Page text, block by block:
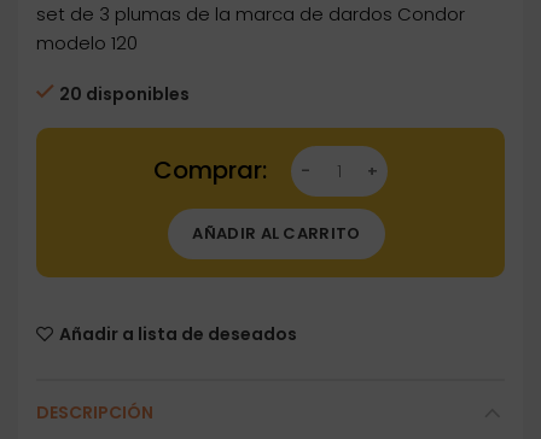
set de 3 plumas de la marca de dardos Condor
modelo 120
20 disponibles
Dartstore Plumas Condor Axe Small 120
AÑADIR AL CARRITO
Añadir a lista de deseados
DESCRIPCIÓN